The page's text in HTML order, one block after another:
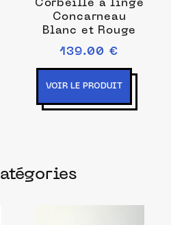
Corbeille à linge
Concarneau
Blanc et Rouge
139.00 €
VOIR LE PRODUIT